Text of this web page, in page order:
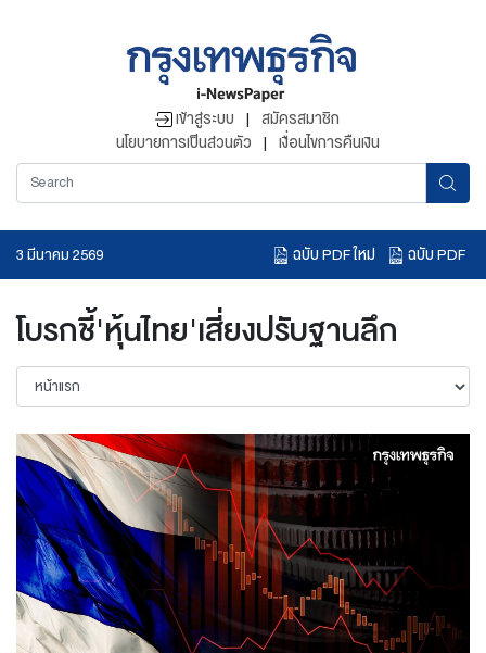
เข้าสู่ระบบ | สมัครสมาชิก
นโยบายการเป็นส่วนตัว | เงื่อนไขการคืนเงิน
3 มีนาคม 2569 ฉบับ PDF ใหม่
ฉบับ PDF
โบรกชี้'หุ้นไทย'เสี่ยงปรับฐานลึก